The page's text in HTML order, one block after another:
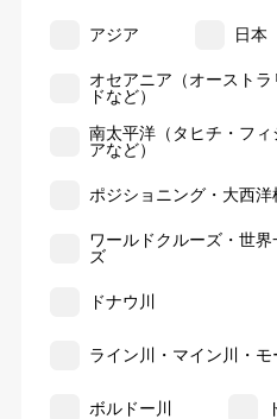
アジア 日本
オセアニア（オースト
ドなど）
南太平洋（タヒチ・フ
アなど）
ポジショニング・大西洋
ワールドクルーズ・世
ズ
ドナウ川
ライン川・マイン川・モ
ボルドー川